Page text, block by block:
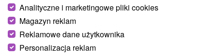
Analityczne i marketingowe pliki cookies
Magazyn reklam
Reklamowe dane użytkownika
Personalizacja reklam